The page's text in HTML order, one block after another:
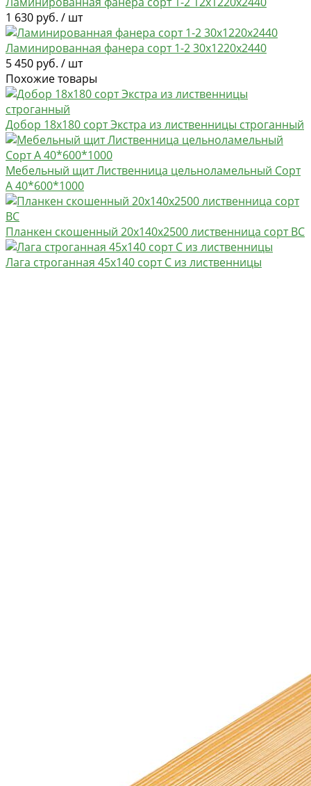
1 630 руб. / шт
Ламинированная фанера сорт 1-2 30х1220х2440
5 450 руб. / шт
Похожие товары
Добор 18х180 сорт Экстра из лиственницы строганный
Мебельный щит Лиственница цельноламельный Сорт
А 40*600*1000
Планкен скошенный 20х140х2500 лиственница сорт BC
Лага строганная 45х140 сорт C из лиственницы